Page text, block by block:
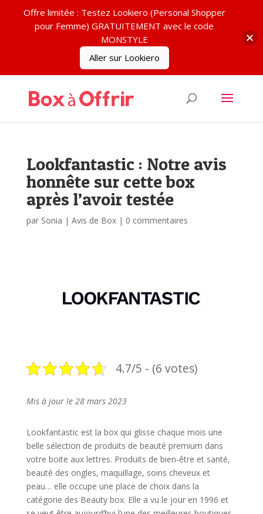
Lookfantastic : Notre avis
honnête sur cette box
après l’avoir testée
par Sonia | Avis de Box| 0 commentaires
4.7/5 - (6 votes)
Mis à jour le 28 mars 2023
Lookfantastic est la box qui glisse chaque mois une
belle sélection de produits de beauté premium dans
votre boite aux lettres. Produits de bien-être et santé,
beauté des ongles, maquillage, soins cheveux et
peau… elle occupe une place de choix dans la
catégorie des Beauty box. Elle a vu le jour en 1996 et
Offre limitée : Testez Lookiero (Personal Shopper
pour Femme) GRATUITEMENT avec le code
MONSTYLE
Aller sur Lookiero